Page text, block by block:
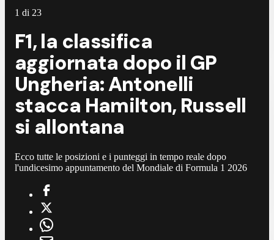
1 di 23
F1, la classifica
aggiornata dopo il GP
Ungheria: Antonelli
stacca Hamilton, Russell
si allontana
Ecco tutte le posizioni e i punteggi in tempo reale dopo
l'undicesimo appuntamento del Mondiale di Formula 1 2026